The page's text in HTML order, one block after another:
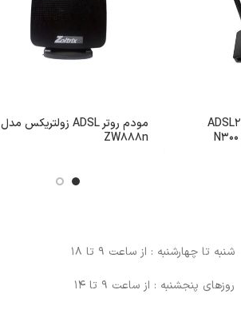
مودم روتر دی-لینک مدل ADSL2
مودم روتر ADSL زولتریکس مدل
ZW888n
شنبه تا چهارشنبه : از ساعت 9 تا 18
روزهای پنجشنبه : از ساعت 9 تا 14